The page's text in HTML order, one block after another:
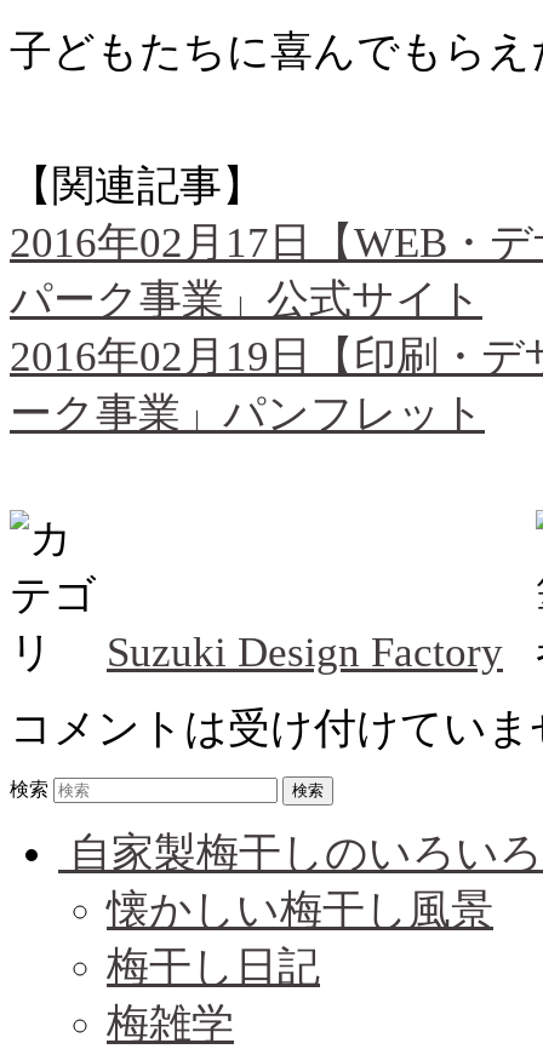
子どもたちに喜んでもら
【関連記事】
2016年02月17日【WEB・
パーク事業」公式サイト
2016年02月19日【印刷・
ーク事業」パンフレット
Suzuki Design Factory
コメントは受け付けてい
検索
自家製梅干しのいろいろ
懐かしい梅干し風景
梅干し日記
梅雑学